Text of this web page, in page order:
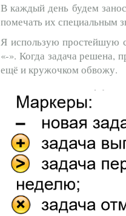
В каждый день будем
помечать их специальным
Я использую простейшую
«-». Когда задача решена,
ещё и кружочком обвожу.